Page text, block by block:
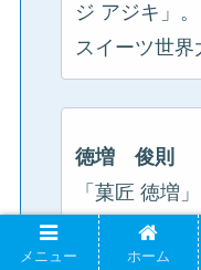
ジ アジキ」。
スイーツ世界
徳増 俊則
「菓匠 徳増
和菓子（創
山」）と洋菓
メニュー ホーム